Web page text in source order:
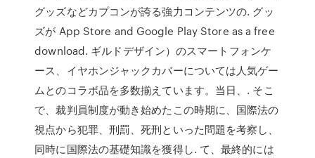
グッズなどカプコンが誇る強力コンテンツの. グッ
ズが App Store and Google Play Store as a free
download. ギルドデザイン）のスマートフォンケ
ース、イヤホンジャックカバーについては人気ゲー
ムとのコラボ品を多数揃えています。当日、. そこ
で、裁判員制度が動き始めたこの時期に、国際法の
視点から犯罪、刑罰、死刑といった問題を考察し、
同時に国際法の基礎知識を獲得し. て、最終的には